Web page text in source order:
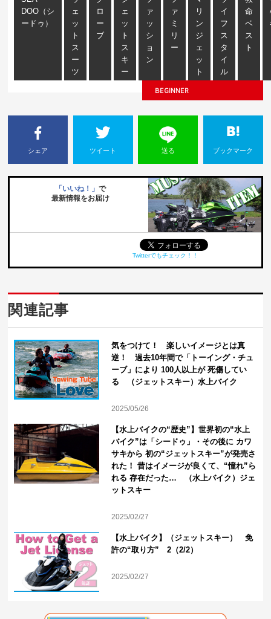
DOO（シ
ードゥ）
ェ
ッ
ト
ス
ー
ツ
ロ
ー
ブ
ェ
ッ
ト
ス
キ
ー
ァ
ッ
シ
ョ
ン
ァ
ミ
リ
ー
リ
ン
ジ
ェ
ッ
ト
イ
フ
ス
タ
イ
ル
命
ベ
ス
ト
BEGINNER
シェア ツイート 送る ブックマーク
「いいね！」 で
最新情報をお届け
Twitterでもチェック！！
関連記事
気をつけて！ 楽しいイメージとは真
逆！ 過去10年間で「トーイング・チュ
ーブ」により 100人以上が 死傷してい
る （ジェットスキー）水上バイク
2025/05/26
【水上バイクの“歴史”】世界初の“水上
バイク”は「シードゥ」・その後に カワ
サキから 初の“ジェットスキー”が発売さ
れた！ 昔はイメージが良くて、“憧れ”ら
れる 存在だった… （水上バイク）ジェ
ットスキー
2025/02/27
【水上バイク】（ジェットスキー） 免
許の“取り方” 2（2/2）
2025/02/27